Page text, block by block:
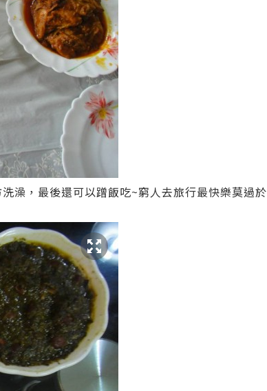
澡，最後還可以蹭飯吃~窮人去旅行最快樂莫過於